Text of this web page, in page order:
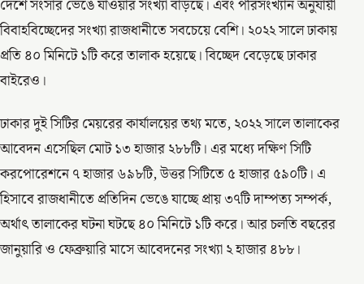
দেশে সংসার ভেঙে যাওয়ার সংখ্যা বাড়ছে। এবং পরিসংখ্যান অনুযায়ী
বিবাহবিচ্ছেদের সংখ্যা রাজধানীতে সবচেয়ে বেশি। ২০২২ সালে ঢাকায়
প্রতি ৪০ মিনিটে ১টি করে তালাক হয়েছে। বিচ্ছেদ বেড়েছে ঢাকার
বাইরেও।
ঢাকার দুই সিটির মেয়রের কার্যালয়ের তথ্য মতে, ২০২২ সালে তালাকের
আবেদন এসেছিল মোট ১৩ হাজার ২৮৮টি। এর মধ্যে দক্ষিণ সিটি
করপোরেশনে ৭ হাজার ৬৯৮টি, উত্তর সিটিতে ৫ হাজার ৫৯০টি। এ
হিসাবে রাজধানীতে প্রতিদিন ভেঙে যাচ্ছে প্রায় ৩৭টি দাম্পত্য সম্পর্ক,
অর্থাৎ তালাকের ঘটনা ঘটছে ৪০ মিনিটে ১টি করে। আর চলতি বছরের
জানুয়ারি ও ফেব্রুয়ারি মাসে আবেদনের সংখ্যা ২ হাজার ৪৮৮।